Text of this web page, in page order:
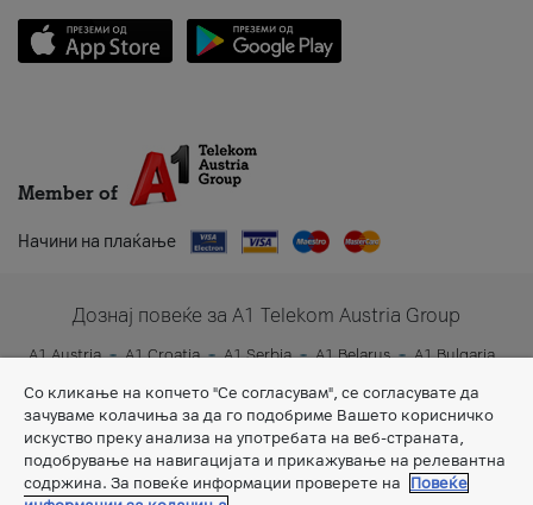
Member of
Начини на плаќање
Дознај повеќе за A1 Telekom Austria Group
A1 Austria A1 Croatia A1 Serbia A1 Belarus
A1 Bulgaria
Со кликање на копчето "Се согласувам", се согласувате да
зачуваме колачиња за да го подобриме Вашето корисничко
искуство преку анализа на употребата на веб-страната,
подобрување на навигацијата и прикажување на релевантна
содржина. За повеќе информации проверете на
Повеќе